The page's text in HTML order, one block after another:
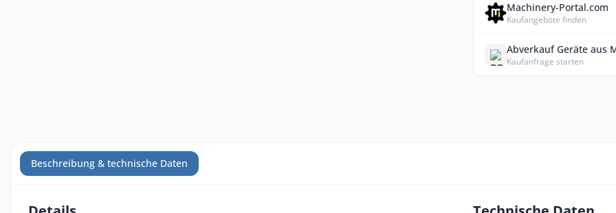
Machinery-Portal.com
Kaufangebote finden
Abverkauf Geräte aus
Kaufanfrage starten
Beschreibung & technische Daten